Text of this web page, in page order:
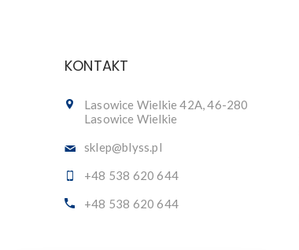
KONTAKT
Lasowice Wielkie 42A, 46-280
Lasowice Wielkie
sklep@blyss.pl
+48 538 620 644
+48 538 620 644